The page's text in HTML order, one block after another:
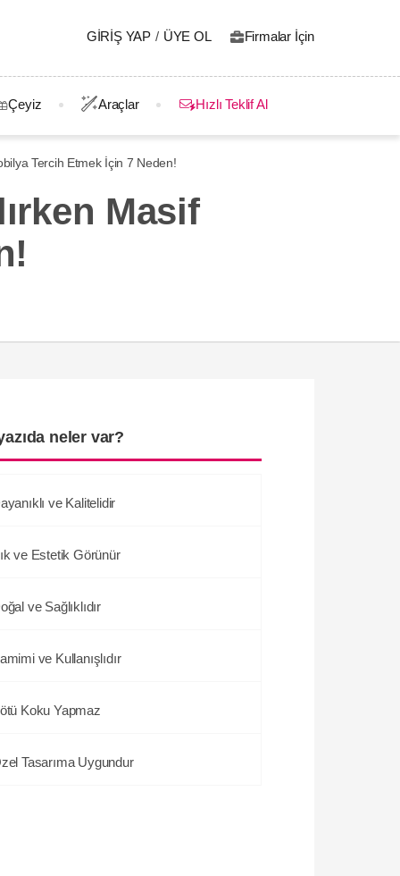
GIRIŞ YAP / ÜYE OL Firmalar İçin
Çeyiz Araçlar Hızlı Teklif Al
Tercih Etmek İçin 7 Neden!
Masif
neler var?
ve Kalitelidir
ve Estetik Görünür
ve Sağlıklıdır
ve Kullanışlıdır
Koku Yapmaz
Tasarıma Uygundur